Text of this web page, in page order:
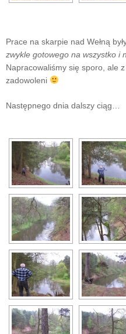
Prace na skarpie nad Wełną
zwykle gotowego na wszystko i
Napracowaliśmy się sporo, ale
zadowoleni
Następnego dnia dalszy ciąg…